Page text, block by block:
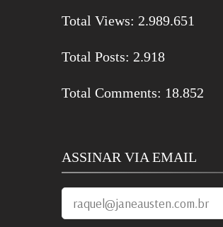
Total Views: 2.989.651
Total Posts: 2.918
Total Comments: 18.852
ASSINAR VIA EMAIL
raquel@janeausten.com.br